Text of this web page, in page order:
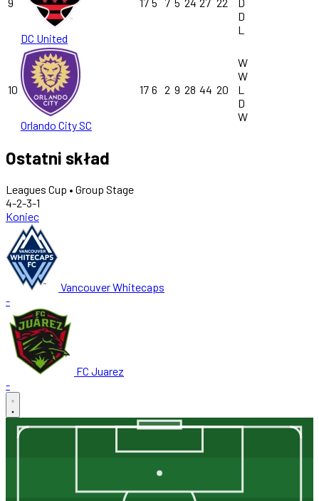
DC United
D
L
10
Orlando City SC
17 6 2 9 28 44 20
W
W
L
D
W
Ostatni skład
Leagues Cup • Group Stage
4-2-3-1
Koniec
Vancouver Whitecaps
-
FC Juarez
-